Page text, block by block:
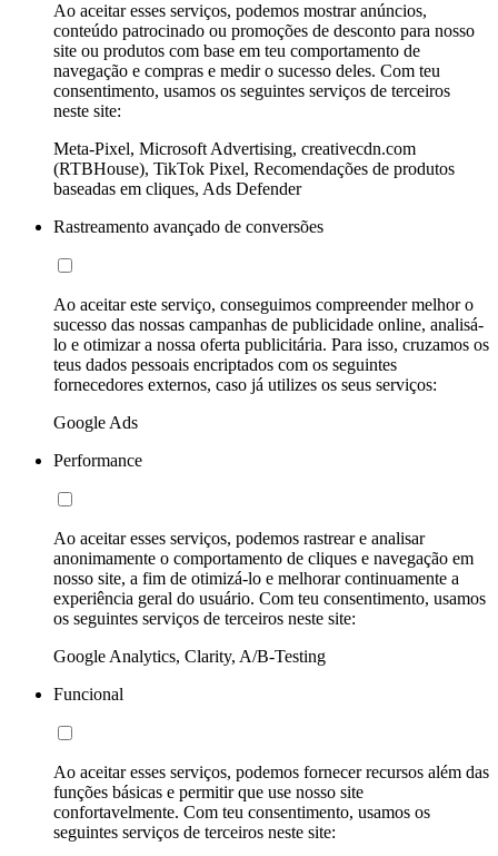
Ao aceitar esses serviços, podemos mostrar anúncios,
conteúdo patrocinado ou promoções de desconto para nosso
site ou produtos com base em teu comportamento de
navegação e compras e medir o sucesso deles. Com teu
consentimento, usamos os seguintes serviços de terceiros
neste site:
Meta-Pixel, Microsoft Advertising, creativecdn.com
(RTBHouse), TikTok Pixel, Recomendações de produtos
baseadas em cliques, Ads Defender
Rastreamento avançado de conversões
Ao aceitar este serviço, conseguimos compreender melhor o
sucesso das nossas campanhas de publicidade online, analisá-
lo e otimizar a nossa oferta publicitária. Para isso, cruzamos os
teus dados pessoais encriptados com os seguintes
fornecedores externos, caso já utilizes os seus serviços:
Google Ads
Performance
Ao aceitar esses serviços, podemos rastrear e analisar
anonimamente o comportamento de cliques e navegação em
nosso site, a fim de otimizá-lo e melhorar continuamente a
experiência geral do usuário. Com teu consentimento, usamos
os seguintes serviços de terceiros neste site:
Google Analytics, Clarity, A/B-Testing
Funcional
Ao aceitar esses serviços, podemos fornecer recursos além das
funções básicas e permitir que use nosso site
confortavelmente. Com teu consentimento, usamos os
seguintes serviços de terceiros neste site: